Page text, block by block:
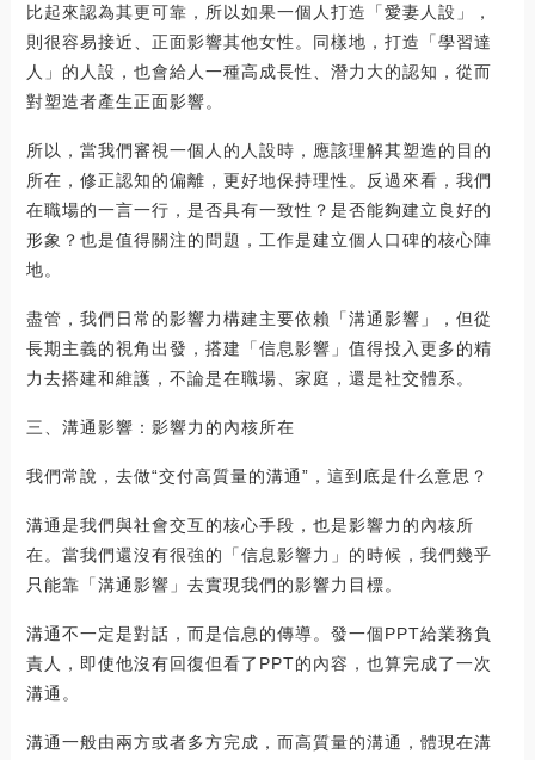
比起來認為其更可靠，所以如果一個人打造「愛妻人設」，
則很容易接近、正面影響其他女性。同樣地，打造「學習達
人」的人設，也會給人一種高成長性、潛力大的認知，從而
對塑造者產生正面影響。
所以，當我們審視一個人的人設時，應該理解其塑造的目的
所在，修正認知的偏離，更好地保持理性。反過來看，我們
在職場的一言一行，是否具有一致性？是否能夠建立良好的
形象？也是值得關注的問題，工作是建立個人口碑的核心陣
地。
盡管，我們日常的影響力構建主要依賴「溝通影響」，但從
長期主義的視角出發，搭建「信息影響」值得投入更多的精
力去搭建和維護，不論是在職場、家庭，還是社交體系。
三、溝通影響：影響力的內核所在
我們常說，去做“交付高質量的溝通”，這到底是什么意思？
溝通是我們與社會交互的核心手段，也是影響力的內核所
在。當我們還沒有很強的「信息影響力」的時候，我們幾乎
只能靠「溝通影響」去實現我們的影響力目標。
溝通不一定是對話，而是信息的傳導。發一個PPT給業務負
責人，即使他沒有回復但看了PPT的內容，也算完成了一次
溝通。
溝通一般由兩方或者多方完成，而高質量的溝通，體現在溝